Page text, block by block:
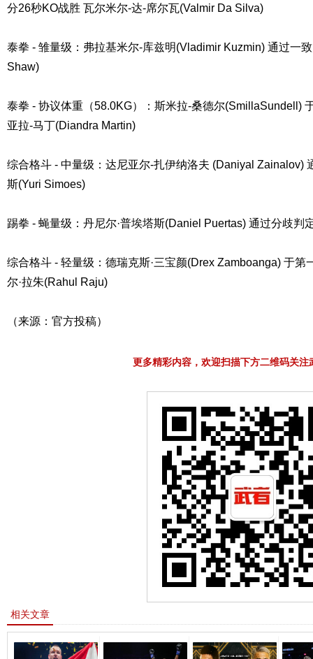
分26秒KO战胜 瓦尔米尔-达-席尔瓦(Valmir Da Silva)
泰拳 - 雏量级：弗拉基米尔-库兹明(Vladimir Kuzmin) 通过一
Shaw)
泰拳 - 协议体重（58.0KG）：斯米拉-桑德尔(SmillaSundell)
亚拉-马丁(Diandra Martin)
综合格斗 - 中量级：达尼亚尔-扎伊纳洛夫 (Daniyal Zainalov)
斯(Yuri Simoes)
踢拳 - 蝇量级：丹尼尔·普埃塔斯(Daniel Puertas) 通过分歧判
综合格斗 - 轻量级：德瑞克斯·三宝颜(Drex Zamboanga) 于第
尔·拉朱(Rahul Raju)
（来源：官方投稿）
更多精彩内容，欢迎扫描下方二维码关注
相关文章